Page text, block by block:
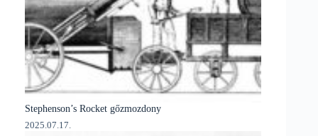
Stephenson’s Rocket gőzmozdony
2025.07.17.